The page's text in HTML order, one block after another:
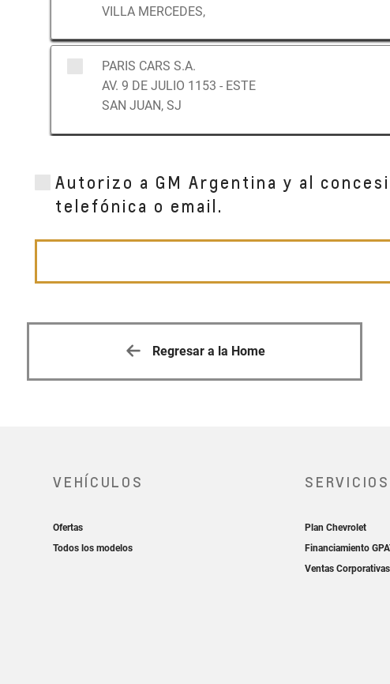
VILLA MERCEDES,
PARIS CARS S.A.
AV. 9 DE JULIO 1153 - ESTE
SAN JUAN, SJ
Autorizo a GM Argentina y al
telefónica o email.
Regresar a la Home